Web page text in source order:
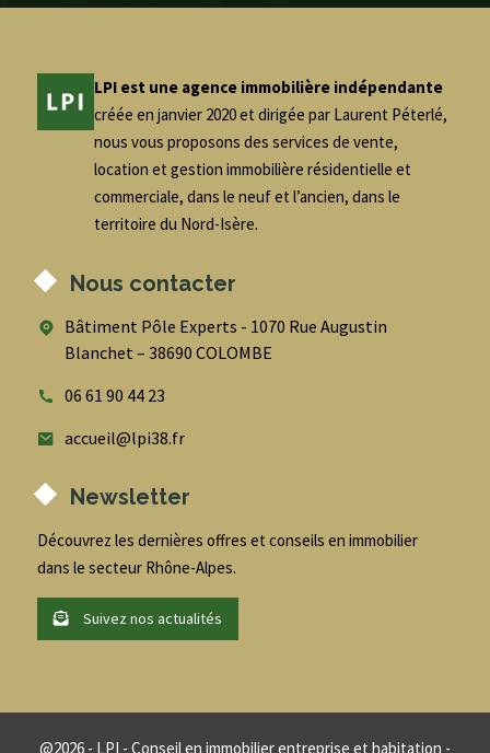
LPI est une agence immobilière indépendante
créée en janvier 2020 et dirigée par Laurent Péterlé,
nous vous proposons des services de vente,
location et gestion immobilière résidentielle et
commerciale, dans le neuf et l’ancien, dans le
territoire du Nord-Isère.
Nous contacter
Bâtiment Pôle Experts - 1070 Rue Augustin
Blanchet – 38690 COLOMBE
06 61 90 44 23
accueil@lpi38.fr
Newsletter
Découvrez les dernières offres et conseils en immobilier
dans le secteur Rhône-Alpes.
Suivez nos actualités
@2026 - LPI - Conseil en immobilier entreprise et habitation -